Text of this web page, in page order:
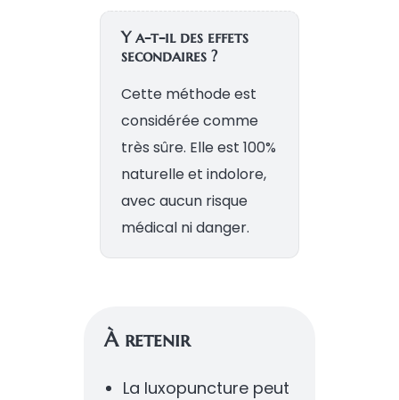
Y a-t-il des effets
secondaires ?
Cette méthode est
considérée comme
très sûre. Elle est 100%
naturelle et indolore,
avec aucun risque
médical ni danger.
À retenir
La luxopuncture peut